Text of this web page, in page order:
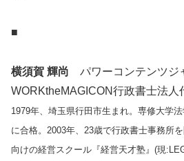
■
横須賀 輝尚 パワーコンテンツジ
WORKtheMAGICON行政書士法人
1979年、埼玉県行田市生まれ。専修大学
に合格。2003年、23歳で行政書士事務所
向けの経営スクール『経営天才塾』(現